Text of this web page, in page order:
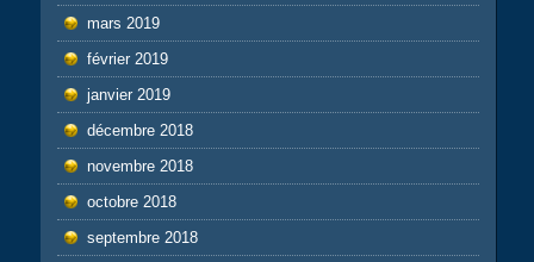
mars 2019
février 2019
janvier 2019
décembre 2018
novembre 2018
octobre 2018
septembre 2018